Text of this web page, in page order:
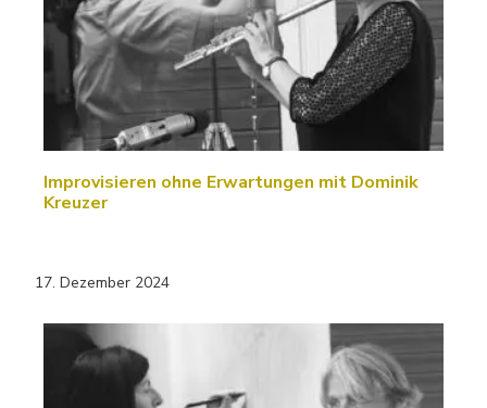
Improvisieren ohne Erwartungen mit Dominik
Kreuzer
17. Dezember 2024